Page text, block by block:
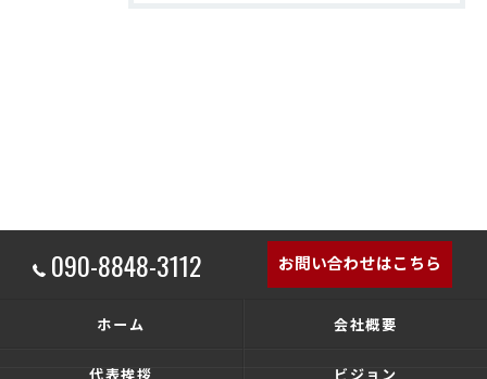
090-8848-3112 お問い合わせはこちら
ホーム 会社概要
代表挨拶 ビジョン